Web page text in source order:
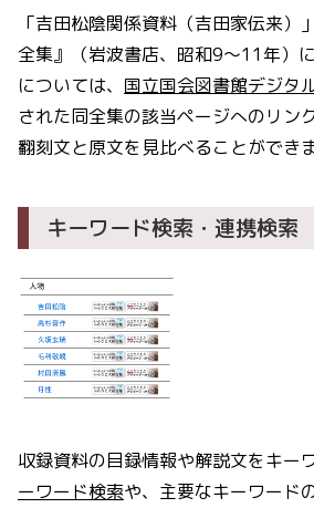
「吉田松陰関係資料（吉田家伝来）
全集』（岩波書店、昭和9～11年）
については、 国立国会図書館デジタ
された同全集の該当ページへのリン
翻刻文と原文を見比べることができま
キーワード検索・連携検索
収録資料の目録情報や解説文をキー
ーワード検索や、主要なキーワード